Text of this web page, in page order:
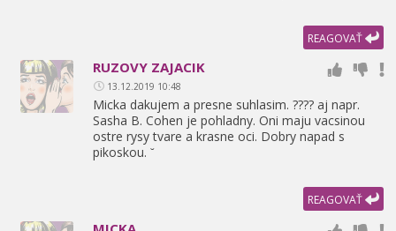
REAGOVAŤ
RUZOVY ZAJACIK
13.12.2019 10:48
Micka dakujem a presne suhlasim. ???? aj napr.
Sasha B. Cohen je pohladny. Oni maju vacsinou
ostre rysy tvare a krasne oci. Dobry napad s
pikoskou. ˘
REAGOVAŤ